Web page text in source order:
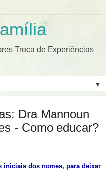
Troca de Experiências
▼
Dra Mannoun
- Como educar?
iniciais dos nomes, para deixar